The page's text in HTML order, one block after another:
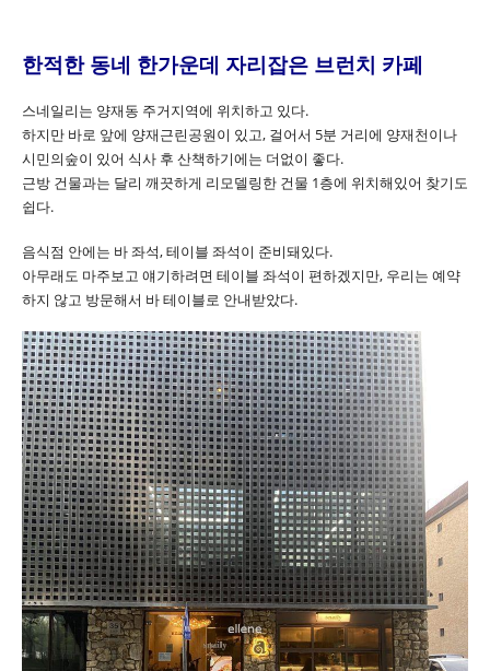
한적한 동네 한가운데 자리잡은 브런치 카페
스네일리는 양재동 주거지역에 위치하고 있다.
하지만 바로 앞에 양재근린공원이 있고, 걸어서 5분 거리에 양재천이나
시민의숲이 있어 식사 후 산책하기에는 더없이 좋다.
근방 건물과는 달리 깨끗하게 리모델링한 건물 1층에 위치해있어 찾기도
쉽다.
음식점 안에는 바 좌석, 테이블 좌석이 준비돼있다.
아무래도 마주보고 얘기하려면 테이블 좌석이 편하겠지만, 우리는 예약
하지 않고 방문해서 바 테이블로 안내받았다.